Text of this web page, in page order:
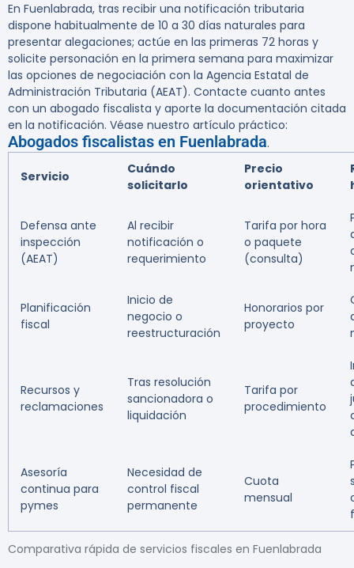
En Fuenlabrada, tras recibir una notificación tributaria
dispone habitualmente de 10 a 30 días naturales para
presentar alegaciones; actúe en las primeras 72 horas y
solicite personación en la primera semana para maximizar
las opciones de negociación con la Agencia Estatal de
Administración Tributaria (AEAT). Contacte cuanto antes
con un abogado fiscalista y aporte la documentación citada
en la notificación. Véase nuestro artículo práctico:
Abogados fiscalistas en Fuenlabrada.
Comparativa rápida de servicios fiscales en Fuenlabrada
Servicio
Cuándo
solicitarlo
Precio
orientativo
Defensa ante
inspección
(AEAT)
Al recibir
notificación o
requerimiento
Tarifa por hora
o paquete
(consulta)
Planificación
fiscal
Inicio de
negocio o
reestructuración
Honorarios por
proyecto
Recursos y
reclamaciones
Tras resolución
sancionadora o
liquidación
Tarifa por
procedimiento
Asesoría
continua para
pymes
Necesidad de
control fiscal
permanente
Cuota
mensual